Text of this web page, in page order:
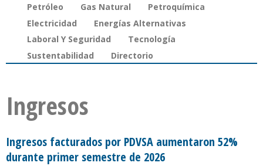
Petróleo Gas Natural
Petroquímica
Electricidad
Energías Alternativas
Laboral Y Seguridad
Tecnología
Sustentabilidad
Directorio
Ingresos
Ingresos facturados por PDVSA aumentaron 52%
durante primer semestre de 2026